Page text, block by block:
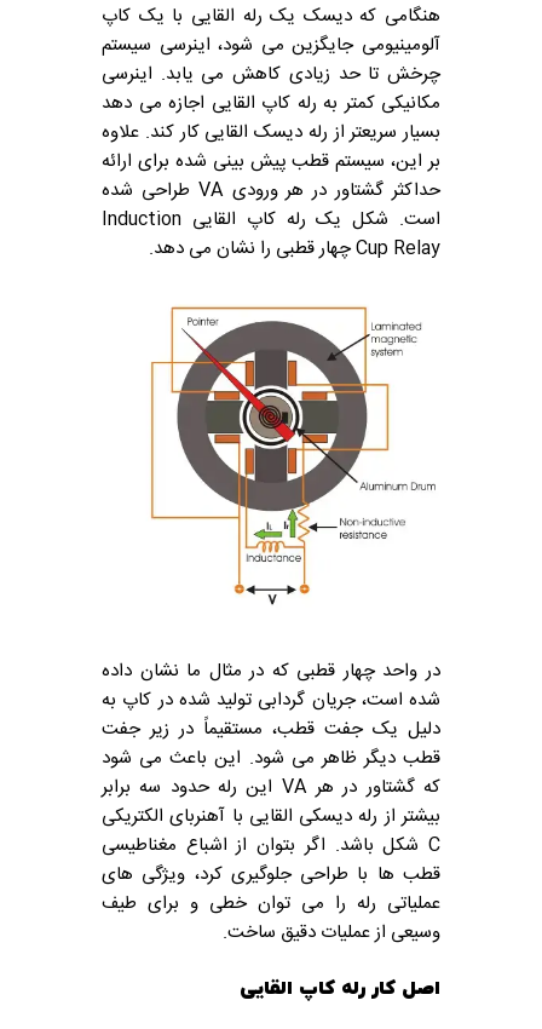
هنگامی که دیسک یک رله القایی با یک کاپ
آلومینیومی جایگزین می شود، اینرسی سیستم
چرخش تا حد زیادی کاهش می یابد. اینرسی
مکانیکی کمتر به رله کاپ القایی اجازه می دهد
بسیار سریعتر از رله دیسک القایی کار کند. علاوه
بر این، سیستم قطب پیش بینی شده برای ارائه
حداکثر گشتاور در هر ورودی VA طراحی شده
است. شکل یک رله کاپ القایی Induction
Cup Relay چهار قطبی را نشان می دهد.
در واحد چهار قطبی که در مثال ما نشان داده
شده است، جریان گردابی تولید شده در کاپ به
دلیل یک جفت قطب، مستقیماً در زیر جفت
قطب دیگر ظاهر می شود. این باعث می شود
که گشتاور در هر VA این رله حدود سه برابر
بیشتر از رله دیسکی القایی با آهنربای الکتریکی
C شکل باشد. اگر بتوان از اشباع مغناطیسی
قطب ها با طراحی جلوگیری کرد، ویژگی های
عملیاتی رله را می توان خطی و برای طیف
وسیعی از عملیات دقیق ساخت.
اصل کار رله کاپ القایی